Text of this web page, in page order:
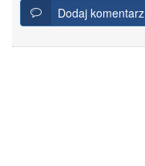
Dodaj komentarz